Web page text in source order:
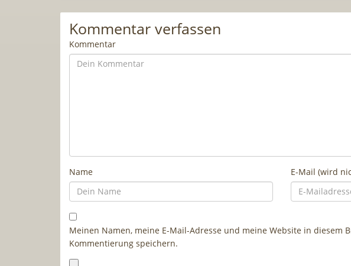
Kommentar verfassen
Kommentar
Name E-Mail (wird
Meinen Namen, meine E-Mail-Adresse und meine Website in diesem
Kommentierung speichern.